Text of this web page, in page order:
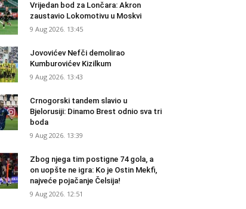
Vrijedan bod za Lončara: Akron
zaustavio Lokomotivu u Moskvi
9 Aug 2026. 13:45
Jovovićev Nefči demolirao
Kumburovićev Kizilkum
9 Aug 2026. 13:43
Crnogorski tandem slavio u
Bjelorusiji: Dinamo Brest odnio sva tri
boda
9 Aug 2026. 13:39
Zbog njega tim postigne 74 gola, a
on uopšte ne igra: Ko je Ostin Mekfi,
najveće pojačanje Čelsija!
9 Aug 2026. 12:51